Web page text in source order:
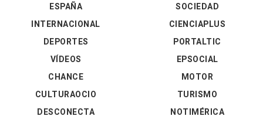
ESPAÑA
INTERNACIONAL
DEPORTES
VÍDEOS
SOCIEDAD
CIENCIAPLUS
PORTALTIC
EPSOCIAL
CHANCE
CULTURAOCIO
DESCONECTA
MOTOR
TURISMO
NOTIMÉRICA